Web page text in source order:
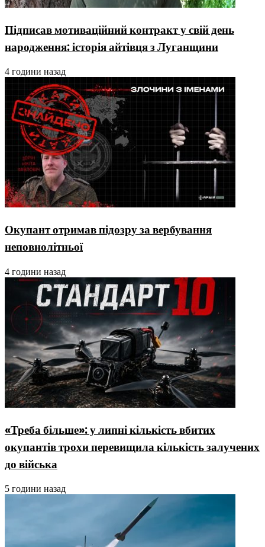
Підписав мотиваційний контракт у свій день
народження: історія айтівця з Луганщини
4 години назад
Окупант отримав підозру за вербування
неповнолітньої
4 години назад
«Треба більше»: у липні кількість вбитих
окупантів трохи перевищила кількість залучених
до війська
5 години назад